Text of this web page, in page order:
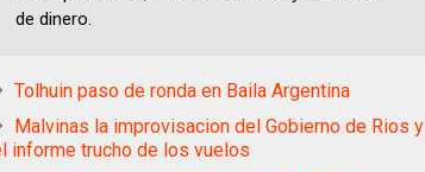
de dinero.
Tolhuin paso de ronda en Baila Argentina
Malvinas la improvisacion del Gobierno de Rios y
informe trucho de los vuelos